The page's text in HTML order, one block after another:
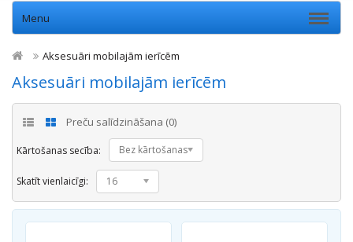
Menu
Aksesuāri mobilajām ierīcēm
Aksesuāri mobilajām ierīcēm
Preču salīdzināšana (0)
Kārtošanas secība: Bez kārtošanas
Skatīt vienlaicīgi: 16